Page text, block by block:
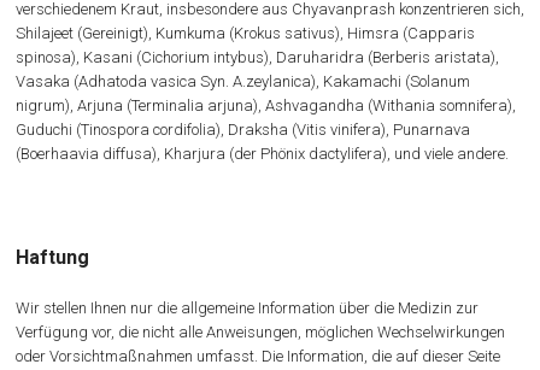
verschiedenem Kraut, insbesondere aus Chyavanprash konzentrieren sich,
Shilajeet (Gereinigt), Kumkuma (Krokus sativus), Himsra (Capparis
spinosa), Kasani (Cichorium intybus), Daruharidra (Berberis aristata),
Vasaka (Adhatoda vasica Syn. A.zeylanica), Kakamachi (Solanum
nigrum), Arjuna (Terminalia arjuna), Ashvagandha (Withania somnifera),
Guduchi (Tinospora cordifolia), Draksha (Vitis vinifera), Punarnava
(Boerhaavia diffusa), Kharjura (der Phönix dactylifera), und viele andere.
Haftung
Wir stellen Ihnen nur die allgemeine Information über die Medizin zur
Verfügung vor, die nicht alle Anweisungen, möglichen Wechselwirkungen
oder Vorsichtmaßnahmen umfasst. Die Information, die auf dieser Seite